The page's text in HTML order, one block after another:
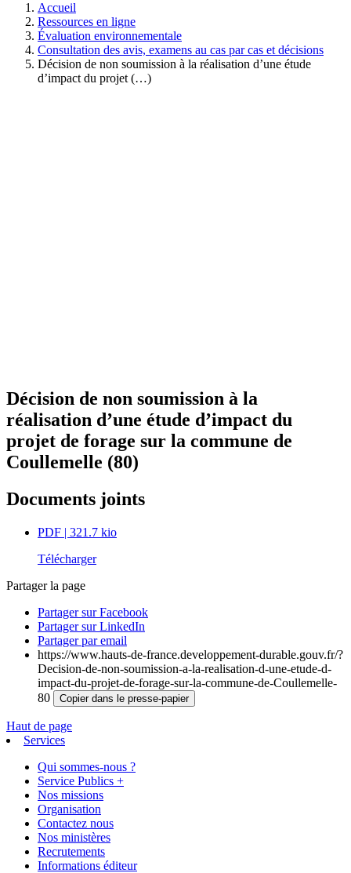
Accueil
Ressources en ligne
Évaluation environnementale
Consultation des avis, examens au cas par cas et décisions
Décision de non soumission à la réalisation d’une étude
d’impact du projet (…)
Décision de non soumission à la
réalisation d’une étude d’impact du
projet de forage sur la commune de
Coullemelle (80)
Documents joints
PDF | 321.7 kio
Télécharger
Partager la page
Partager sur Facebook
Partager sur LinkedIn
Partager par email
https://www.hauts-de-france.developpement-durable.gouv.fr/?
Decision-de-non-soumission-a-la-realisation-d-une-etude-d-
impact-du-projet-de-forage-sur-la-commune-de-Coullemelle-
80
Copier dans le presse-papier
Haut de page
Services
Qui sommes-nous ?
Service Publics +
Nos missions
Organisation
Contactez nous
Nos ministères
Recrutements
Informations éditeur